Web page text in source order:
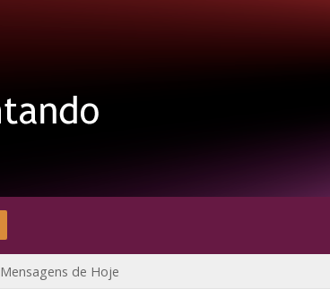
Mensagens de Hoje